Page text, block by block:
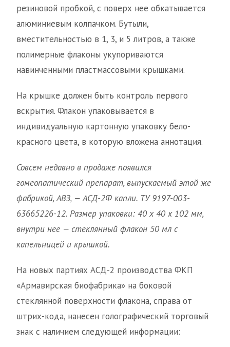
резиновой пробкой, с поверх нее обкатывается
алюминиевым колпачком. Бутыли,
вместительностью в 1, 3, и 5 литров, а также
полимерные флаконы укупориваются
навинченными пластмассовыми крышками.
На крышке должен быть контроль первого
вскрытия. Флакон упаковывается в
индивидуальную картонную упаковку бело-
красного цвета, в которую вложена аннотация.
Совсем недавно в продаже появился
гомеопатический препарат, выпускаемый этой же
фабрикой, АВЗ, — АСД-2Ф капли. ТУ 9197-003-
63665226-12. Размер упаковки: 40 x 40 x 102 мм,
внутри нее — стеклянный флакон 50 мл с
капельницей и крышкой.
На новых партиях АСД-2 производства ФКП
«Армавирская биофабрика» на боковой
стеклянной поверхности флакона, справа от
штрих-кода, нанесен голографический торговый
знак с наличием следующей информации: